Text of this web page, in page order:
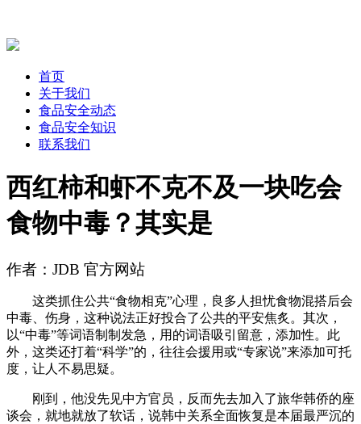
首页
关于我们
食品安全动态
食品安全知识
联系我们
西红柿和虾不克不及一块吃会
食物中毒？其实是
作者：JDB 官方网站
这类抓住公共“食物相克”心理，良多人担忧食物混搭后会
中毒、伤身，这种说法正好投合了公共的平安焦炙。其次，
以“中毒”等词语制制发急，用的词语吸引留意，添加性。此
外，这类还打着“科学”的，往往会援用或“专家说”来添加可托
度，让人不易思疑。
刚到，他没先见中方官员，反而先去加入了旅华韩侨的座
谈会，就地就放了软话，说韩中关系全面恢复是本届最严沉的